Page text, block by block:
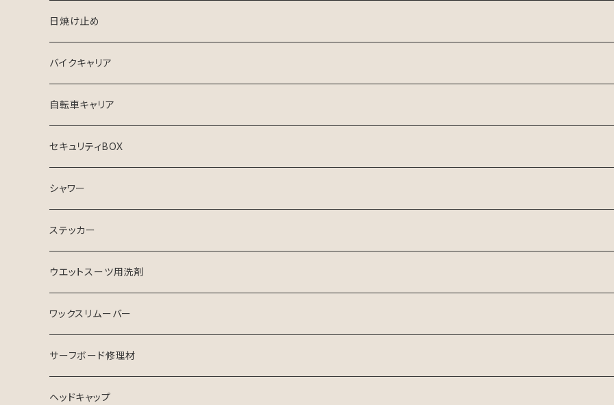
USED ウエットスーツ
VISSLA
FCS
クリエイチャーズ
デッキパッチ
サーフボードケース
日焼け止め
バイクキャリア
自転車キャリア
セキュリティBOX
シャワー
ステッカー
ウエットスーツ用洗剤
シャンプー
ソフナー
ワックスリムーバー
サーフボード修理材
ヘッドキャップ